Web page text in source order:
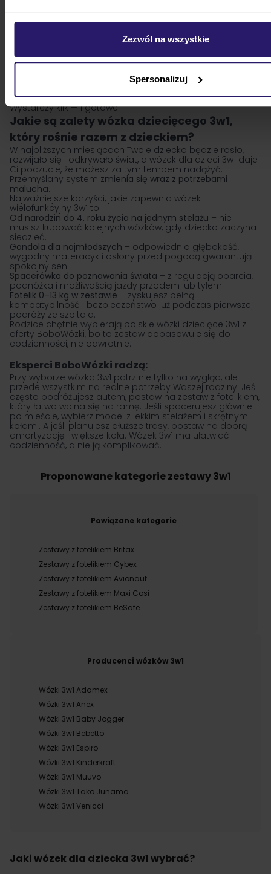
Zezwól na wszystkie
Spersonalizuj
Kupujesz raz i korzystasz z wózka przez cały okres
Każdy etap jest zaopiekowany: od spokojnych drzemek w
spacerówki.
zestaw 3w1 jest ogromnym ułatwieniem.Fotelik wpinany
zastanawiać się, jak przenieść go z auta na spacerówkę.
Wystarczy klik — i gotowe.
Jakie są zalety wózka dziecięcego 3w1,
który rośnie razem z dzieckiem?
W najbliższych miesiącach Twoje dziecko będzie rosło,
rozwijało się i odkrywało świat, a wózek dla dzieci 3w1 daje
Ci poczucie, że możesz za tym tempem nadążyć.
Przemyślany system zmienia się wraz z potrzebami
malucha.
Najważniejsze korzyści, jakie zapewnia wózek
wielofunkcyjny 3w1 to:
Od narodzin do 4. roku życia na jednym stelażu – nie
musisz kupować kolejnych wózków, gdy dziecko zaczyna
siedzieć.
Gondola dla najmłodszych – odpowiednia głębokość,
wygodny materacyk i osłony przed pogodą gwarantują
spokojny sen.
Spacerówka do poznawania świata – z regulacją oparcia,
podnóżka i możliwością jazdy przodem lub tyłem.
Fotelik 0–13 kg w zestawie – zyskujesz pełną
kompatybilność i bezpieczeństwo już podczas pierwszej
podróży ze szpitala.
Rodzice chętnie wybierają polskie wózki dziecięce 3w1 z
oferty BoboWózki, bo to zestaw dopasowuje się do
codzienności, nie odwrotnie.
Eksperci BoboWózki radzą:
Przy wyborze wózka 3w1 patrz nie tylko na wygląd, ale
przede wszystkim na realne potrzeby Waszej rodziny. Jeśli
często podróżujesz autem, postaw na zestaw z fotelikiem,
który łatwo wpina się na ramę. Jeśli spacerujesz głównie
po mieście, wybierz model z lekkim stelażem i skrętnymi
kołami. A jeśli planujesz dłuższe trasy, postaw na dobrą
amortyzację i większe koła. Wózek 3w1 ma ułatwiać
codzienność, a nie ją komplikować.
Proponowane kategorie zestawy 3w1
Powiązane kategorie
Zestawy z fotelikiem Britax
Zestawy z fotelikiem Cybex
Zestawy z fotelikiem Avionaut
Zestawy z fotelikiem Maxi Cosi
Zestawy z fotelikiem BeSafe
Producenci wózków 3w1
Wózki 3w1 Adamex
Wózki 3w1 Anex
Wózki 3w1 Baby Jogger
Wózki 3w1 Bebetto
Wózki 3w1 Espiro
Wózki 3w1 Kinderkraft
Wózki 3w1 Muuvo
Wózki 3w1 Tako Junama
Wózki 3w1 Venicci
Jaki wózek dla dziecka 3w1 wybrać?